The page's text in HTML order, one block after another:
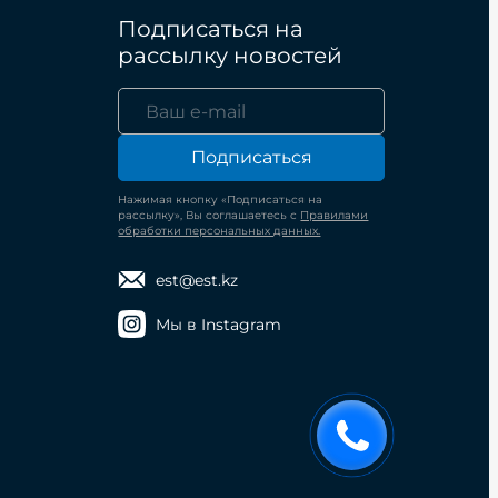
Подписаться на
рассылку новостей
Подписаться
Нажимая кнопку «Подписаться на
рассылку», Вы соглашаетесь с Правилами
обработки персональных данных.
est@est.kz
Мы в Instagram